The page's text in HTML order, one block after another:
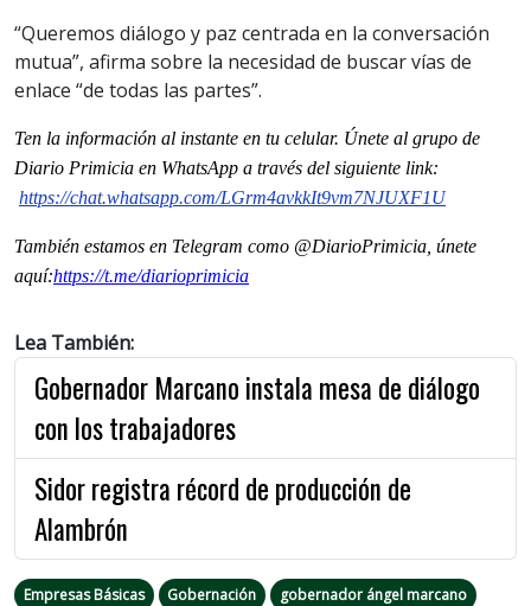
“Queremos diálogo y paz centrada en la conversación
mutua”, afirma sobre la necesidad de buscar vías de
enlace “de todas las partes”.
Ten la información al instante en tu celular. Únete al grupo de
Diario Primicia en WhatsApp a través del siguiente link:
https://chat.whatsapp.com/LGrm4avkkIt9vm7NJUXF1U
También estamos en Telegram como @DiarioPrimicia, únete
aquí:https://t.me/diarioprimicia
Lea También:
Gobernador Marcano instala mesa de diálogo
con los trabajadores
Sidor registra récord de producción de
Alambrón
Empresas Básicas Gobernación
gobernador ángel marcano